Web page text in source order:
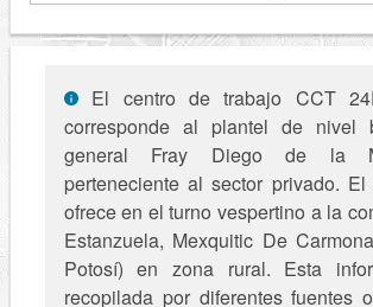
El centro de trabajo CCT
corresponde al plantel de nivel
general Fray Diego de la
perteneciente al sector privado.
ofrece en el turno vespertino a la
Estanzuela, Mexquitic De
Potosí) en zona rural. Esta
recopilada por diferentes fuentes